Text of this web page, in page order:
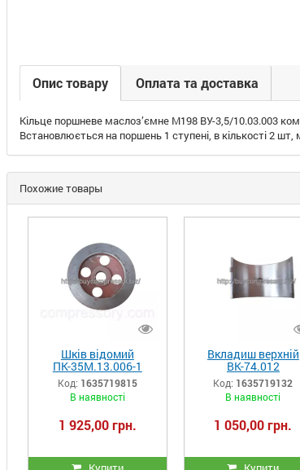
Опис товару Оплата та доставка
Кільце поршневе маслоз’ємне М198 ВУ-3,5/10.03.003
Встановлюється на поршень 1 ступені, в кількості 2
Похожие товары
Шків відомий
ПК-35М.13.006-1
Код: 1635719815
В наявності
1 925,00 грн.
Вкладиш верхній
ВК-74.012
ВУ3,5/10.03.002-2
Код: 1635719132
В наявності
1 050,00 грн.